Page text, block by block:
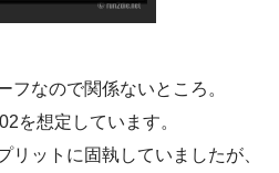
フなので関係ないところ。
を想定しています。
リットに固執していましたが、